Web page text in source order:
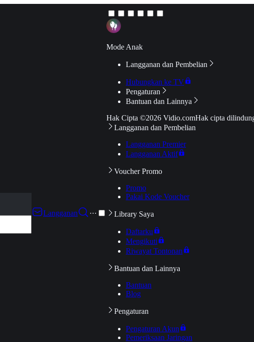
Langganan
···
Mode Anak
Langganan dan Pembelian
Hubungkan ke TV
Pengaturan
Bantuan dan Lainnya
Hak Cipta ©2026 Vidio.comHak cipta
Langganan dan Pembelian
Langganan Premier
Langganan Aktif
Voucher Promo
Promo
Pakai Kode Voucher
Library Saya
Daftarku
Mengikuti
Riwayat Tontonan
Bantuan dan Lainnya
Bantuan
Blog
Pengaturan
Pengaturan Akun
Pemeriksaan Jaringan